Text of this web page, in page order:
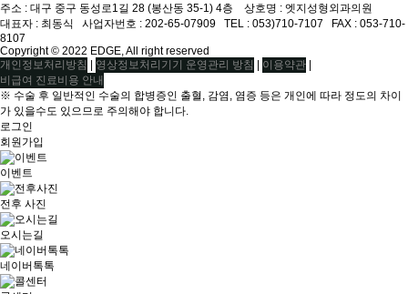
주소 : 대구 중구 동성로1길 28 (봉산동 35-1) 4층 상호명 : 엣지성형외과의원
대표자 : 최동식ㅤ 사업자번호 : 202-65-07909ㅤ TEL : 053)710-7107ㅤ FAX : 053-710-
8107
Copyright © 2022 EDGE, All right reserved
개인정보처리방침 | 영상정보처리기기 운영관리 방침 | 이용약관 |
비급여 진료비용 안내
※ 수술 후 일반적인 수술의 합병증인 출혈, 감염, 염증 등은 개인에 따라 정도의 차이
가 있을수도 있으므로 주의해야 합니다.
로그인
회원가입
이벤트
전후 사진
오시는길
네이버톡톡